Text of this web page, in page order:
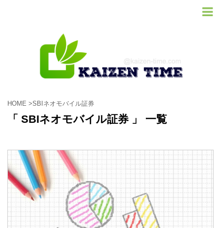
HOME >SBIネオモバイル証券
「 SBIネオモバイル証券 」 一覧